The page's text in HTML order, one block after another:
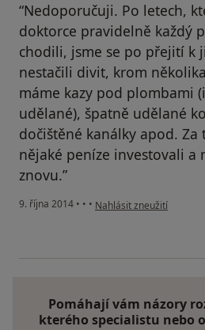
“Nedoporučuji. Po letech,
doktorce pravidelně každý
chodili, jsme se po přejití k
nestačili divit, krom
máme kazy pod plombami
udělané), špatně udělané
dočištěné kanálky apod.
nějaké peníze investovali a
znovu.”
9. října 2014 • • • podle názoru uživatele
Nahlásit zneužití
Pomáhají vám názory
kterého specialistu nebo